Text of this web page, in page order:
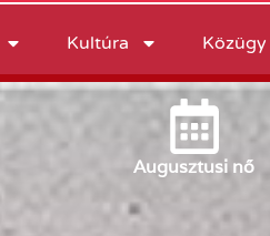
Kultúra Közügy
Augusztusi nő